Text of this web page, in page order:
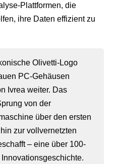
Plattformen, die
ihre Daten effizient zu
Olivetti-Logo
PC-Gehäusen
Ivrea weiter. Das
von der
über den ersten
zur vollvernetzten
– eine über 100-